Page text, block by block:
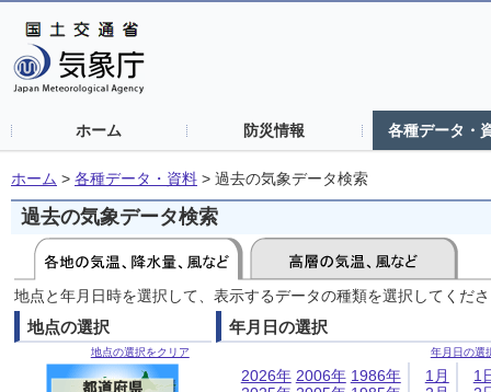
ホーム 防災情報 各種データ・
ホーム > 各種データ・資料 > 過去の気象データ検索
過去の気象データ検索
地点と年月日時を選択して、表示するデータの種類を選択してくだ
地点の選択
地点の選択をクリア
年月日の選択
年月日の選
2026年 2006年 1986年
1月
1